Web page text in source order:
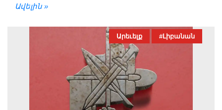
Ավելին »
Արեւելք #Լիբանան